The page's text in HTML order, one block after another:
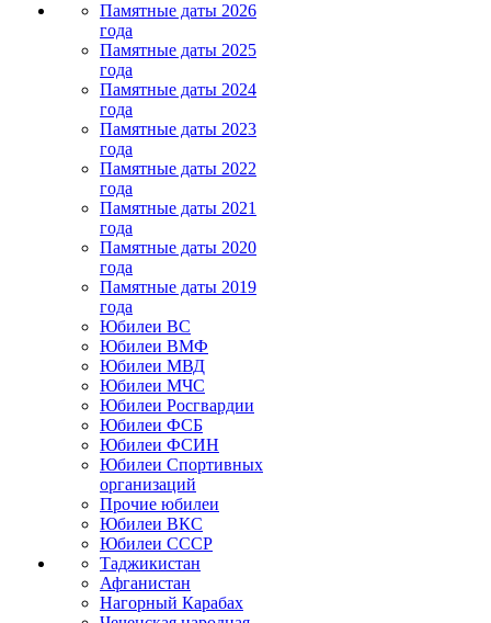
Памятные даты 2026
года
Памятные даты 2025
года
Памятные даты 2024
года
Памятные даты 2023
года
Памятные даты 2022
года
Памятные даты 2021
года
Памятные даты 2020
года
Памятные даты 2019
года
Юбилеи ВС
Юбилеи ВМФ
Юбилеи МВД
Юбилеи МЧС
Юбилеи Росгвардии
Юбилеи ФСБ
Юбилеи ФСИН
Юбилеи Спортивных
организаций
Прочие юбилеи
Юбилеи ВКС
Юбилеи СССР
Таджикистан
Афганистан
Нагорный Карабах